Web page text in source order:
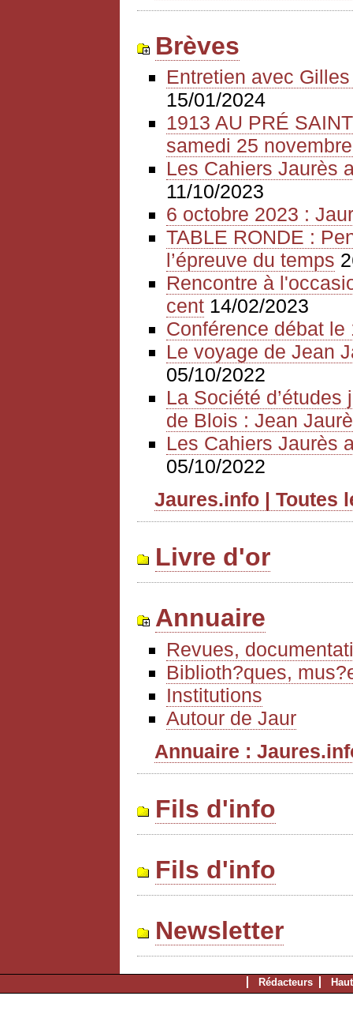
Brèves
Entretien avec
15/01/2024
1913 AU PRÉ
samedi 25
Les Cahiers Jaurès
11/10/2023
6 octobre 2023 :
TABLE RONDE :
l’épreuve du temps
Rencontre à
cent 14/02/2023
Conférence débat
Le voyage de Jean
05/10/2022
La Société
de Blois : Jean
Les Cahiers Jaurès
05/10/2022
Jaures.info | Toutes
Livre d'or
Annuaire
Revues,
Biblioth?ques,
Institutions
Autour de Jaur
Annuaire :
Fils d'info
Fils d'info
Newsletter
Rédacteurs